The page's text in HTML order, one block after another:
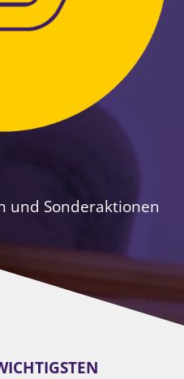
und Sonderaktionen